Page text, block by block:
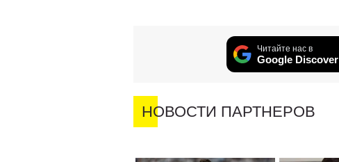
Читайте нас в
Google Discover
НОВОСТИ ПАРТНЕРОВ